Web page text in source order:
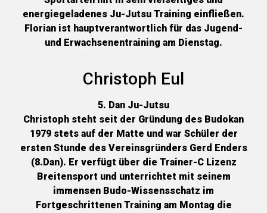
energiegeladenes Ju-Jutsu Training einfließen.
Florian ist hauptverantwortlich für das Jugend-
und Erwachsenentraining am Dienstag.
Christoph Eul
5. Dan Ju-Jutsu
Christoph steht seit der Gründung des Budokan
1979 stets auf der Matte und war Schüler der
ersten Stunde des Vereinsgründers Gerd Enders
(8.Dan). Er verfügt über die Trainer-C Lizenz
Breitensport und unterrichtet mit seinem
immensen Budo-Wissensschatz im
Fortgeschrittenen Training am Montag die